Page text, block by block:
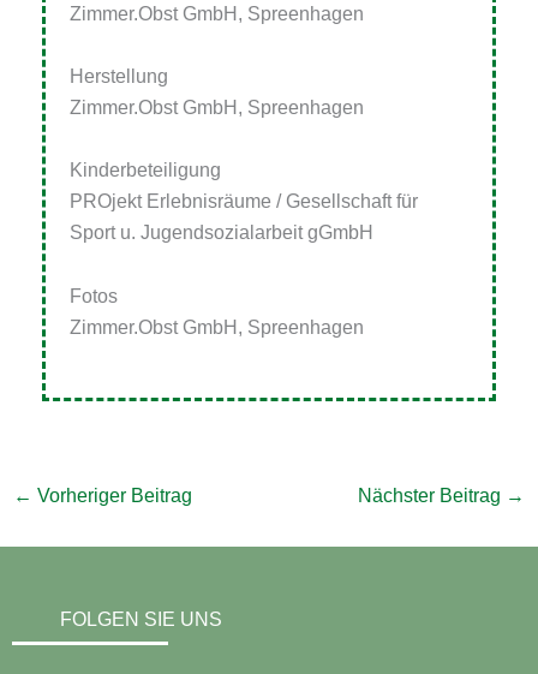
Zimmer.ObstGmbH, Spreenhagen
Herstellung
Zimmer.ObstGmbH, Spreenhagen
Kinderbeteiligung
PROjektErlebnisräume / Gesellschaft für
Sport u. Jugendsozialarbeit gGmbH
Fotos
Zimmer.Obst GmbH, Spreenhagen
← Vorheriger Beitrag Nächster Beitrag →
FOLGEN SIE UNS